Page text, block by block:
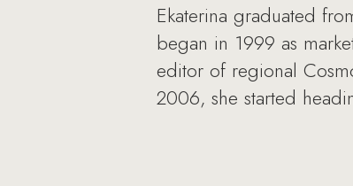
Ekaterina graduated
began in 1999 as
editor of regional
2006, she started